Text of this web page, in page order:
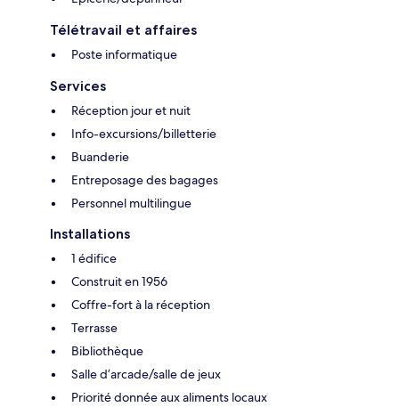
Télétravail et affaires
Poste informatique
Services
Réception jour et nuit
Info-excursions/billetterie
Buanderie
Entreposage des bagages
Personnel multilingue
Installations
1 édifice
Construit en 1956
Coffre-fort à la réception
Terrasse
Bibliothèque
Salle d’arcade/salle de jeux
Priorité donnée aux aliments locaux